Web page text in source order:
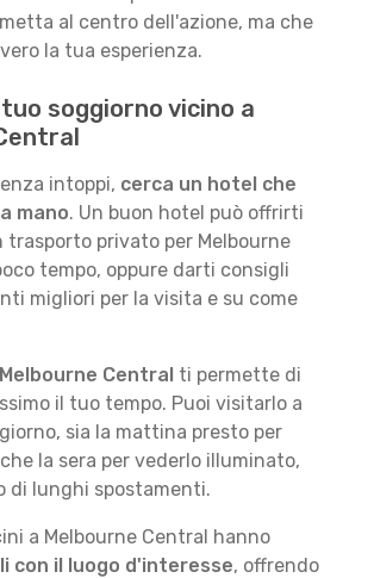
al centro dell'azione, ma che
la tua esperienza.
soggiorno vicino a
intoppi, cerca un hotel che
mano. Un buon hotel può offrirti
trasporto privato per Melbourne
tempo, oppure darti consigli
migliori per la visita e su come
Central ti permette di
il tuo tempo. Puoi visitarlo a
sia la mattina presto per
la sera per vederlo illuminato,
di lunghi spostamenti.
a Melbourne Central hanno
con il luogo d'interesse, offrendo